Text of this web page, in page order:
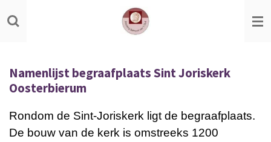
Ga
direct
hoofdinhoud
Namenlijst begraafplaats Sint Joriskerk
Oosterbierum
Rondom de Sint-Joriskerk ligt de begraafplaats.
De bouw van de kerk is omstreeks 1200